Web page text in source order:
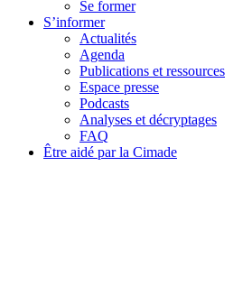
Se former
S’informer
Actualités
Agenda
Publications et ressources
Espace presse
Podcasts
Analyses et décryptages
FAQ
Être aidé par la Cimade